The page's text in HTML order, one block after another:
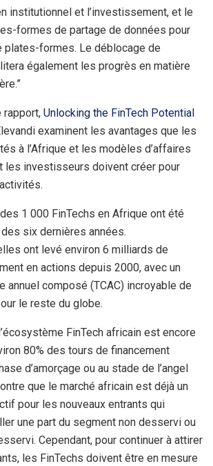
institutionnel et l’investissement, et le
formes de partage de données pour
plates-formes. Le déblocage de
également les progrès en matière
rapport, Unlocking the FinTech Potential
examinent les avantages que les
à l’Afrique et les modèles d’affaires
les investisseurs doivent créer pour
1 000 FinTechs en Afrique ont été
six dernières années.
ont levé environ 6 milliards de
en actions depuis 2000, avec un
annuel composé (TCAC) incroyable de
le reste du globe.
FinTech africain est encore
80% des tours de financement
d’amorçage ou au stade de l’angel
que le marché africain est déjà un
pour les nouveaux entrants qui
une part du segment non desservi ou
Cependant, pour continuer à attirer
les FinTechs doivent être en mesure